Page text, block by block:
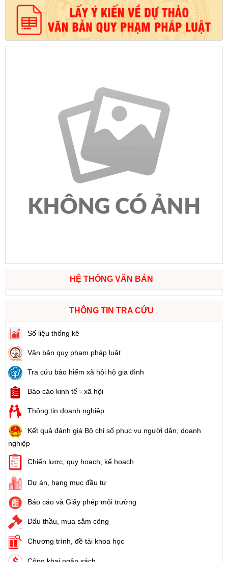
HỆ THỐNG VĂN BẢN
THÔNG TIN TRA CỨU
Số liệu thống kê
Văn bản quy phạm pháp luật
Tra cứu bảo hiểm xã hội hộ gia đình
Báo cáo kinh tế - xã hội
Thông tin doanh nghiệp
Kết quả đánh giá Bộ chỉ số phục vụ người dân, doanh
nghiệp
Chiến lược, quy hoạch, kế hoạch
Dự án, hạng mục đầu tư
Báo cáo và Giấy phép môi trường
Đấu thầu, mua sắm công
Chương trình, đề tài khoa học